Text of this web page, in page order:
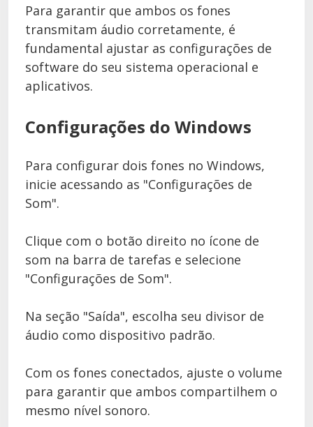
Para garantir que ambos os fones
transmitam áudio corretamente, é
fundamental ajustar as configurações de
software do seu sistema operacional e
aplicativos.
Configurações do Windows
Para configurar dois fones no Windows,
inicie acessando as "Configurações de
Som".
Clique com o botão direito no ícone de
som na barra de tarefas e selecione
"Configurações de Som".
Na seção "Saída", escolha seu divisor de
áudio como dispositivo padrão.
Com os fones conectados, ajuste o volume
para garantir que ambos compartilhem o
mesmo nível sonoro.